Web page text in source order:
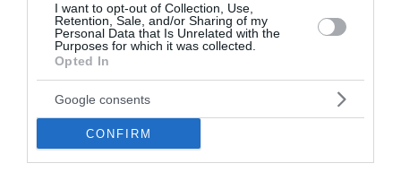
I want to opt-out of Collection, Use,
Retention, Sale, and/or Sharing of my
Personal Data that Is Unrelated with the
Purposes for which it was collected.
Opted In
Google consents
CONFIRM